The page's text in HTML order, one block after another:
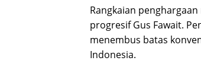
Rangkaian
progresif Gus Fawait.
menembus batas
Indonesia.